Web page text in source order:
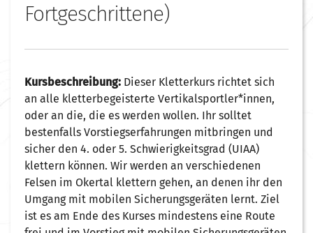
Fortgeschrittene)
Kursbeschreibung: Dieser Kletterkurs richtet sich
an alle kletterbegeisterte Vertikalsportler*innen,
oder an die, die es werden wollen. Ihr solltet
bestenfalls Vorstiegserfahrungen mitbringen und
sicher den 4. oder 5. Schwierigkeitsgrad (UIAA)
klettern können. Wir werden an verschiedenen
Felsen im Okertal klettern gehen, an denen ihr den
Umgang mit mobilen Sicherungsgeräten lernt. Ziel
ist es am Ende des Kurses mindestens eine Route